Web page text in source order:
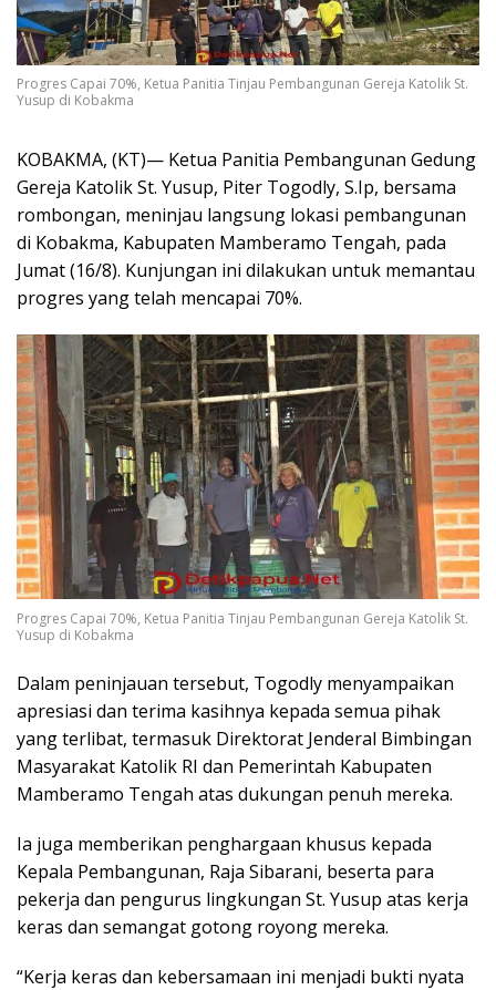
Progres Capai 70%, Ketua Panitia Tinjau Pembangunan Gereja Katolik St.
Yusup di Kobakma
KOBAKMA, (KT)— Ketua Panitia Pembangunan Gedung
Gereja Katolik St. Yusup, Piter Togodly, S.Ip, bersama
rombongan, meninjau langsung lokasi pembangunan
di Kobakma, Kabupaten Mamberamo Tengah, pada
Jumat (16/8). Kunjungan ini dilakukan untuk memantau
progres yang telah mencapai 70%.
Progres Capai 70%, Ketua Panitia Tinjau Pembangunan Gereja Katolik St.
Yusup di Kobakma
Dalam peninjauan tersebut, Togodly menyampaikan
apresiasi dan terima kasihnya kepada semua pihak
yang terlibat, termasuk Direktorat Jenderal Bimbingan
Masyarakat Katolik RI dan Pemerintah Kabupaten
Mamberamo Tengah atas dukungan penuh mereka.
Ia juga memberikan penghargaan khusus kepada
Kepala Pembangunan, Raja Sibarani, beserta para
pekerja dan pengurus lingkungan St. Yusup atas kerja
keras dan semangat gotong royong mereka.
“Kerja keras dan kebersamaan ini menjadi bukti nyata